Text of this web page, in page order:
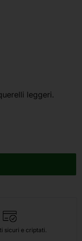
leggeri.
sicuri e criptati.